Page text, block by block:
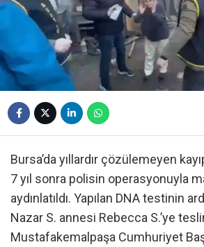
Bursa’da yıllardır çözülemeyen
7 yıl sonra polisin operasyonuyla
aydınlatıldı. Yapılan DNA testinin
Nazar S. annesi Rebecca S.’ye
Mustafakemalpaşa Cumhuriyet